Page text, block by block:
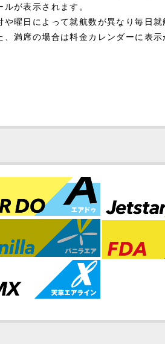
が表示されます。
や曜日によって就航数が異なり毎日
満席の場合は料金カレンダーに表示